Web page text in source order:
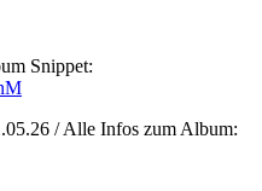
Snippet:
/ Alle Infos zum Album: